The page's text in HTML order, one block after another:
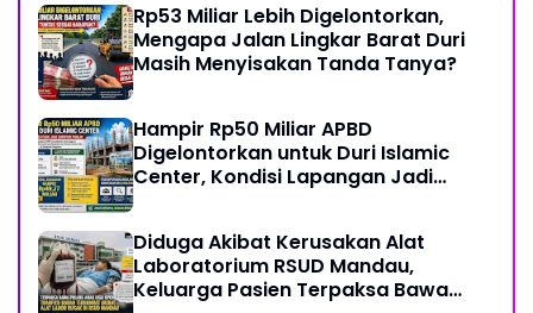
Rp53 Miliar Lebih Digelontorkan,
Mengapa Jalan Lingkar Barat Duri
Masih Menyisakan Tanda Tanya?
Hampir Rp50 Miliar APBD
Digelontorkan untuk Duri Islamic
Center, Kondisi Lapangan Jadi
Diduga Akibat Kerusakan Alat
Laboratorium RSUD Mandau,
Keluarga Pasien Terpaksa Bawa